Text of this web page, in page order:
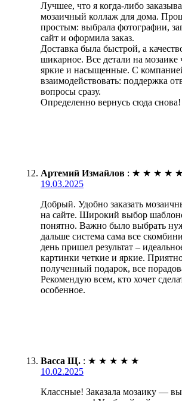
Лучшее, что я когда-либо
мозаичный коллаж для дома.
простым: выбрала фотографии,
сайт и оформила заказ.
Доставка была быстрой, а
шикарное. Все детали на мозаике
яркие и насыщенные. С
взаимодействовать: поддержка
вопросы сразу.
Определенно вернусь сюда снова!
Артемий Измайлов : ★ ★ ★ ★ ★
19.03.2025
Добрый. Удобно заказать
на сайте. Широкий выбор
понятно. Важно было выбрать
дальше система сама все
день пришел результат –
картинки четкие и яркие.
полученный подарок, все
Рекомендую всем, кто хочет
особенное.
Васса Щ. : ★ ★ ★ ★ ★
10.02.2025
Классные! Заказала мозаику —